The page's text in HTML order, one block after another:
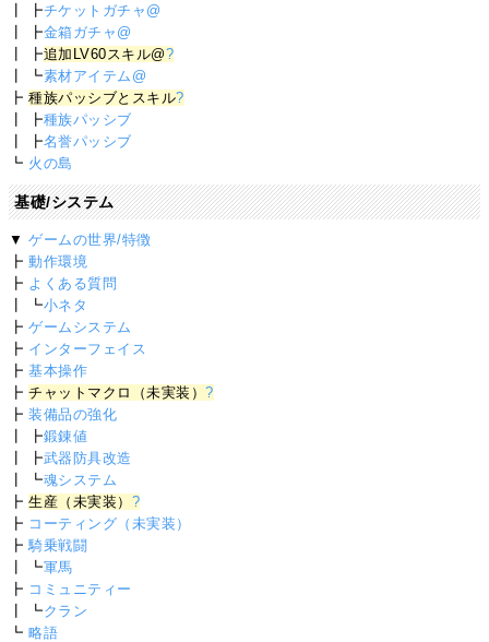
┃ ┣チケットガチャ@
┃ ┣金箱ガチャ@
┃ ┣追加LV60スキル@?
┃ ┗素材アイテム@
┣種族パッシブとスキル?
┃ ┣種族パッシブ
┃ ┣名誉パッシブ
┗ 火の島
基礎/システム
▼ゲームの世界/特徴
┣動作環境
┣ よくある質問
┃ ┗小ネタ
┣ゲームシステム
┣ インターフェイス
┣基本操作
┣チャットマクロ（未実装）?
┣装備品の強化
┃ ┣鍛錬値
┃ ┣武器防具改造
┃ ┗魂システム
┣生産（未実装） ?
┣ コーティング（未実装）
┣騎乗戦闘
┃ ┗軍馬
┣ コミュニティー
┃ ┗クラン
┗略語